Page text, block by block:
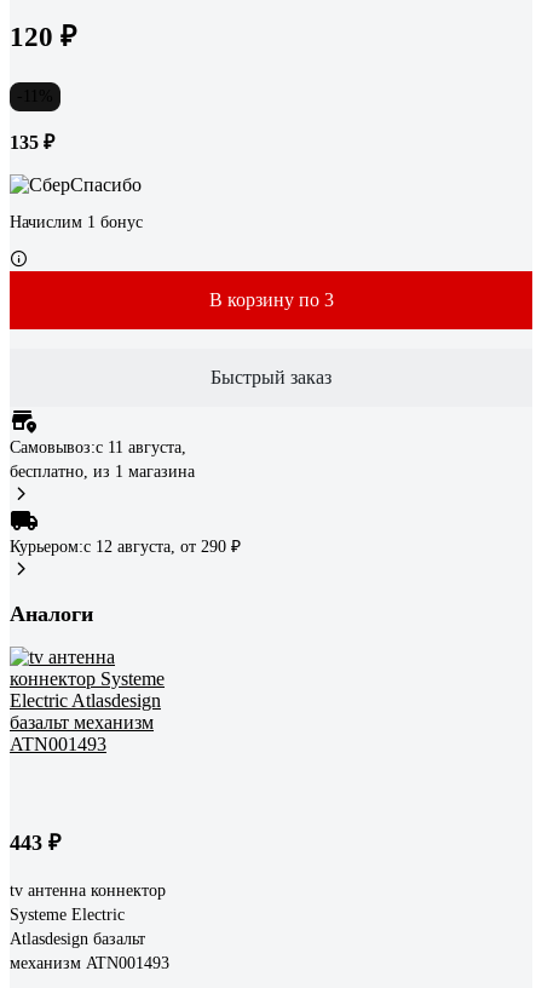
120 ₽
135 ₽
Начислим 1 бонус
В корзину по 3
Быстрый заказ
Самовывоз:c 11 августа,
бесплатно, из 1 магазина
Курьером:c 12 августа, от 290 ₽
Аналоги
443 ₽
tv антенна коннектор
Systeme Electric
Atlasdesign базальт
механизм ATN001493